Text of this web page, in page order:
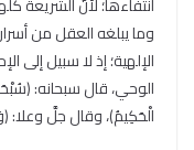
وما يبلغه العقل من
الإلهية؛ إذ لا سبيل إلى
الوحي، قال سبحانه:
الْحَكِيمُ﴾، وقال جلَّ وعلا: